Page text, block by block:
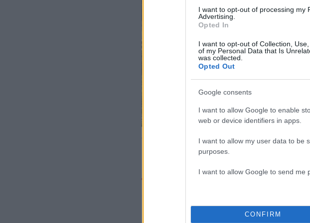
I want to opt-out of processing my
Advertising.
Opted In
I want to opt-out of Collection,
of my Personal Data that Is
was collected.
Opted Out
Google consents
I want to allow Google to enable
web or device identifiers in apps.
I want to allow my user data to be
purposes.
I want to allow Google to send me
CONFIRM
Ανείπωτη τραγωδία με 4 νεκρούς στο Βέλγιο /
Το αναπάντητο «γιατί»